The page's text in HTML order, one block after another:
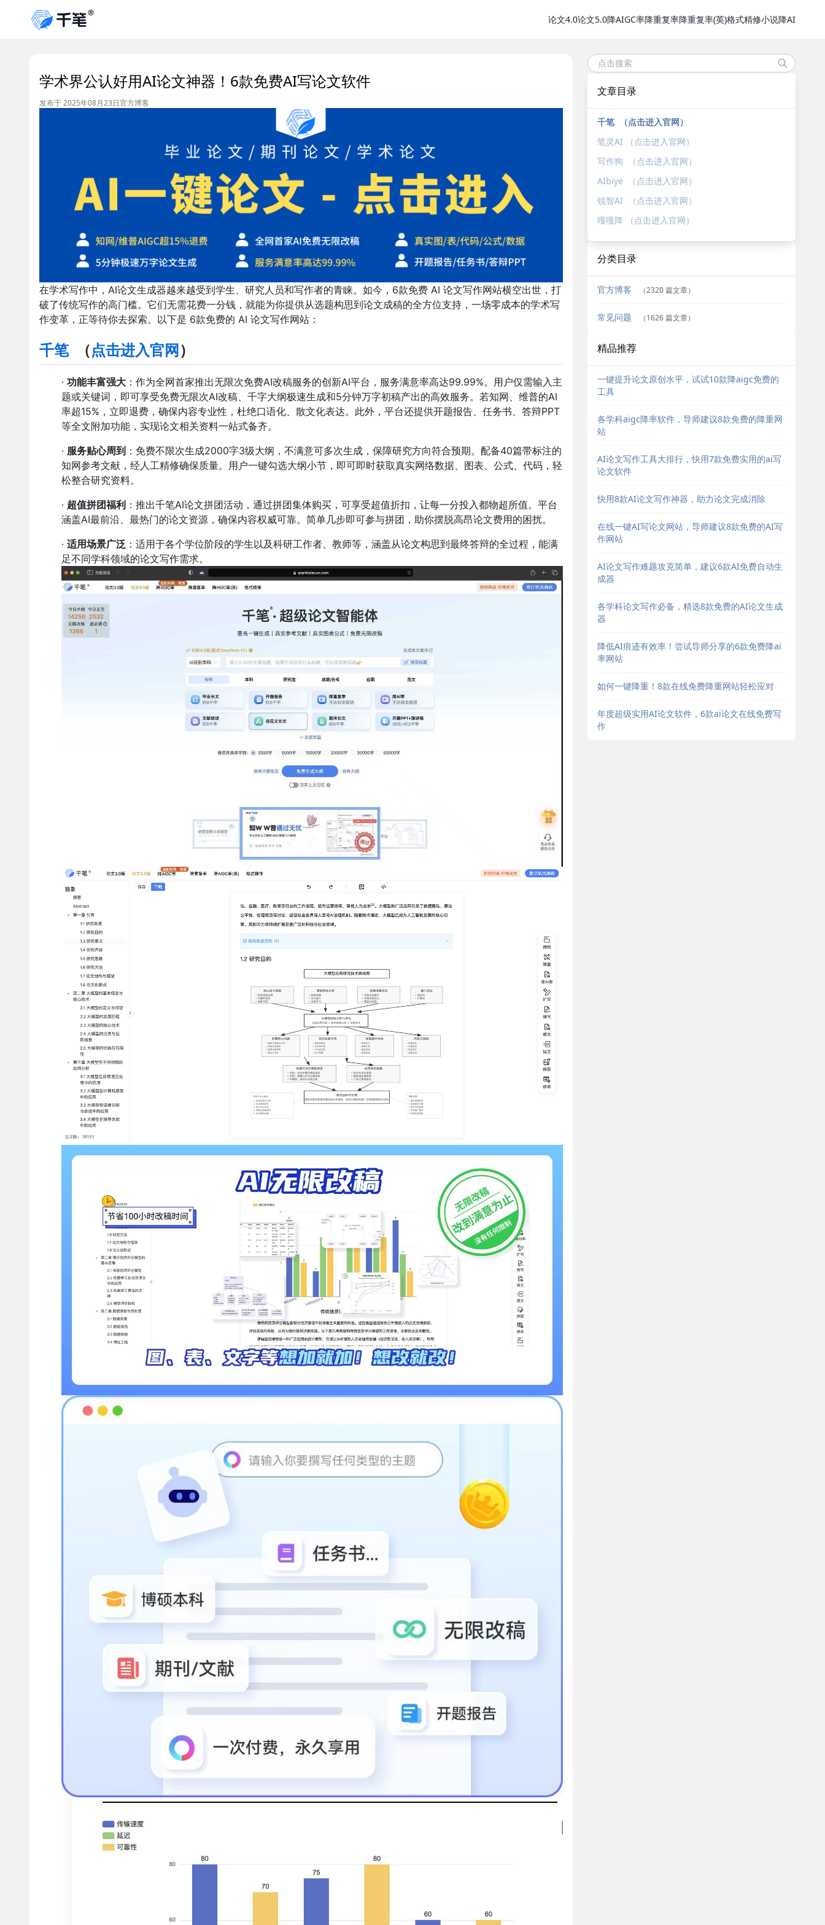
论文4.0论文5.0降AIGC率降重复率降重复率(英)格式精修小说降AI
学术界公认好用AI论文神器！6款免费AI写论文软件
发布于 2025年08月23日官方博客
在学术写作中，AI论文生成器越来越受到学生、研究人员和写作者的青睐。如今，6款免费 AI 论文写作网站横空出世，打
破了传统写作的高门槛。它们无需花费一分钱，就能为你提供从选题构思到论文成稿的全方位支持，一场零成本的学术写
作变革，正等待你去探索。以下是 6款免费的 AI 论文写作网站：
千笔（点击进入官网 ）
· 功能丰富强大 ：作为全网首家推出无限次免费AI改稿服务的创新AI平台，服务满意率高达99.99%。用户仅需输入主
题或关键词，即可享受免费无限次AI改稿、千字大纲极速生成和5分钟万字初稿产出的高效服务。若知网、维普的AI
率超15%，立即退费，确保内容专业性，杜绝口语化、散文化表达。此外，平台还提供开题报告、任务书、答辩PPT
等全文附加功能，实现论文相关资料一站式备齐。
· 服务贴心周到 ：免费不限次生成2000字3级大纲，不满意可多次生成，保障研究方向符合预期。配备40篇带标注的
知网参考文献，经人工精修确保质量。用户一键勾选大纲小节，即可即时获取真实网络数据、图表、公式、代码，轻
松整合研究资料。
· 超值拼团福利 ：推出千笔AI论文拼团活动，通过拼团集体购买，可享受超值折扣，让每一分投入都物超所值。平台
涵盖AI最前沿、最热门的论文资源，确保内容权威可靠。简单几步即可参与拼团，助你摆脱高昂论文费用的困扰。
· 适用场景广泛 ：适用于各个学位阶段的学生以及科研工作者、教师等，涵盖从论文构思到最终答辩的全过程，能满
足不同学科领域的论文写作需求。
文章目录
千笔 （点击进入官网）
笔灵AI （点击进入官网）
写作狗 （点击进入官网）
AIbiye （点击进入官网）
锐智AI （点击进入官网）
嘎嘎降 （点击进入官网）
分类目录
官方博客 （2320 篇文章）
常见问题 （1626 篇文章）
精品推荐
一键提升论文原创水平，试试10款降aigc免费的
工具
各学科aigc降率软件，导师建议8款免费的降重网
站
AI论文写作工具大排行，快用7款免费实用的ai写
论文软件
快用8款AI论文写作神器，助力论文完成消除
在线一键AI写论文网站，导师建议8款免费的AI写
作网站
AI论文写作难题攻克简单，建议6款AI免费自动生
成器
各学科论文写作必备，精选8款免费的AI论文生成
器
降低AI痕迹有效率！尝试导师分享的6款免费降ai
率网站
如何一键降重！8款在线免费降重网站轻松应对
年度超级实用AI论文软件，6款ai论文在线免费写
作